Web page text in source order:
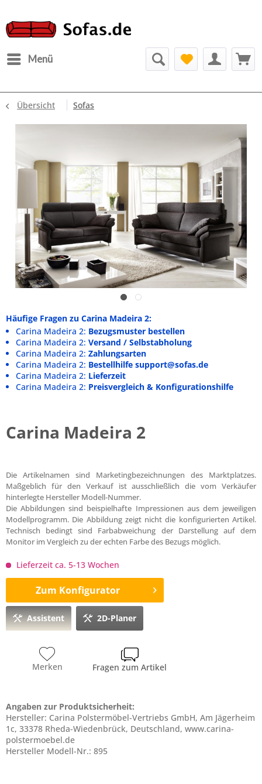
Menü
Übersicht Sofas
Häufige Fragen zu Carina Madeira 2:
Carina Madeira 2: Bezugsmuster bestellen
Carina Madeira 2: Versand / Selbstabholung
Carina Madeira 2: Zahlungsarten
Carina Madeira 2: Bestellhilfe support@sofas.de
Carina Madeira 2: Lieferzeit
Carina Madeira 2: Preisvergleich & Konfigurationshilfe
Carina Madeira 2
Die Artikelnamen sind Marketingbezeichnungen des Marktplatzes.
Maßgeblich für den Verkauf ist ausschließlich die vom Verkäufer
hinterlegte Hersteller Modell-Nummer.
Die Abbildungen sind beispielhafte Impressionen aus dem jeweiligen
Modellprogramm. Die Abbildung zeigt nicht die konfigurierten Artikel.
Technisch bedingt sind Farbabweichung der Darstellung auf dem
Monitor im Vergleich zu der echten Farbe des Bezugs möglich.
Lieferzeit ca. 5-13 Wochen
Zum Konfigurator
Assistent 2D-Planer
Merken Fragen zum Artikel
Angaben zur Produktsicherheit:
Hersteller: Carina Polstermöbel-Vertriebs GmbH, Am Jägerheim
1c, 33378 Rheda-Wiedenbrück, Deutschland, www.carina-
polstermoebel.de
Hersteller Modell-Nr.: 895